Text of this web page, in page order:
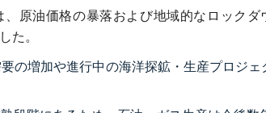
原油価格の暴落および地域的なロック
た。
の増加や進行中の海洋探鉱・生産プロジ